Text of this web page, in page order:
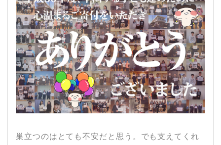
巣立つのはとても不安だと思う。 でも支えてくれ